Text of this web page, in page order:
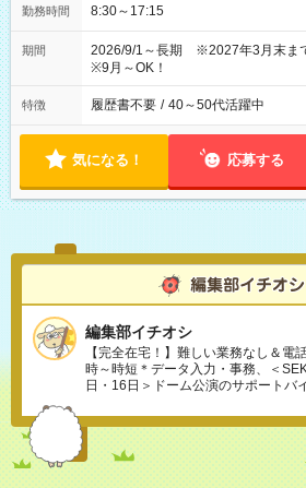
勤務時間 8:30～17:15
期間
2026/9/1～長期 ※2027年3月末ま
※9月～OK！
特徴 履歴書不要 / 40～50代活躍中
気になる！ 応募する
編集部イチオシ
【完全在宅！】難しい業務なし＆電
時～時短＊データ入力・事務、＜
日・16日＞ドーム公演のサポートバ